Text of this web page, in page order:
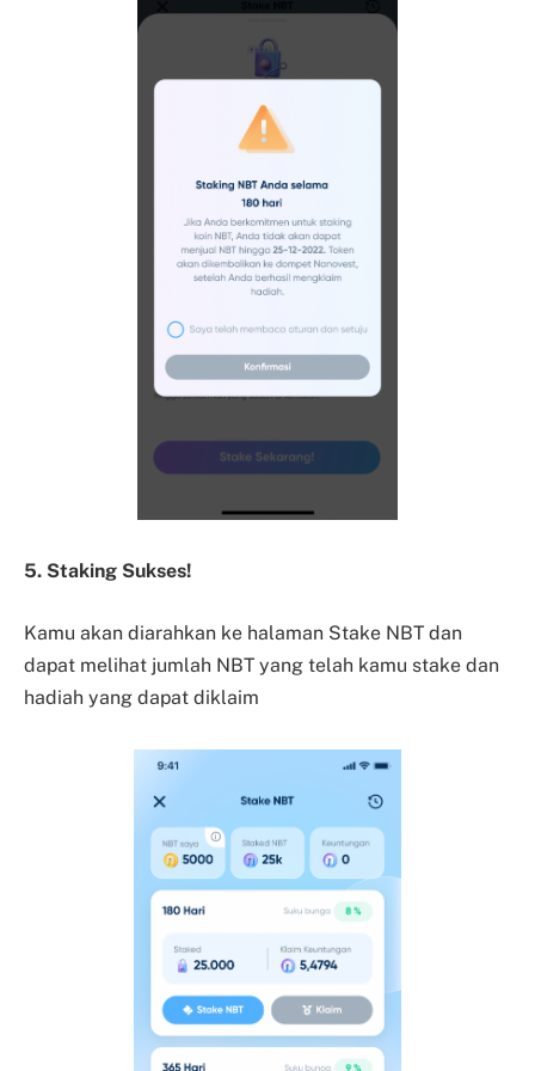
5. Staking Sukses!
Kamu akan diarahkan ke halaman Stake NBT dan
dapat melihat jumlah NBT yang telah kamu stake dan
hadiah yang dapat diklaim